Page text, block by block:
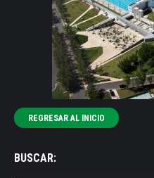
windowwindow
windowwindowwindow
REGRESAR AL INICIO
BUSCAR: